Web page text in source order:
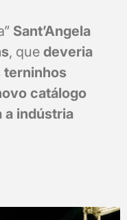
Sant’Angela
, que deveria
terninhos
catálogo
a indústria